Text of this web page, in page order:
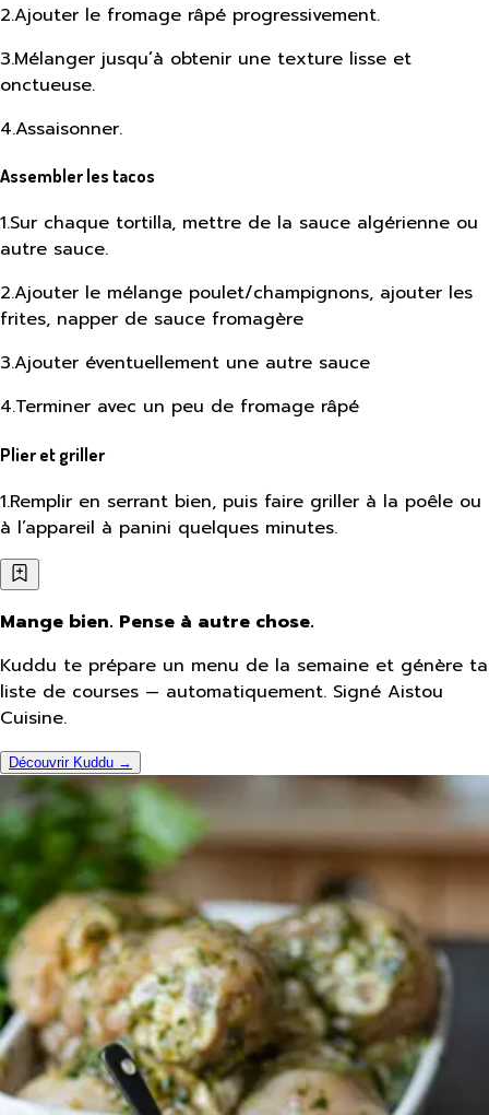
2.Ajouter le fromage râpé progressivement.
3.Mélanger jusqu’à obtenir une texture lisse et
onctueuse.
4.Assaisonner.
Assembler les tacos
1.Sur chaque tortilla, mettre de la sauce algérienne ou
autre sauce.
2.Ajouter le mélange poulet/champignons, ajouter les
frites, napper de sauce fromagère
3.Ajouter éventuellement une autre sauce
4.Terminer avec un peu de fromage râpé
Plier et griller
1.Remplir en serrant bien, puis faire griller à la poêle ou
à l’appareil à panini quelques minutes.
Mange bien. Pense à autre chose.
Kuddu te prépare un menu de la semaine et génère ta
liste de courses — automatiquement. Signé Aistou
Cuisine.
Découvrir Kuddu →